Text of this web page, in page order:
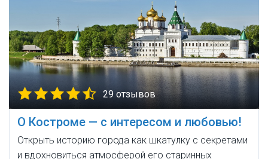
29 отзывов
О Костроме — с интересом и любовью!
Открыть историю города как шкатулку с секретами
и вдохновиться атмосферой его старинных